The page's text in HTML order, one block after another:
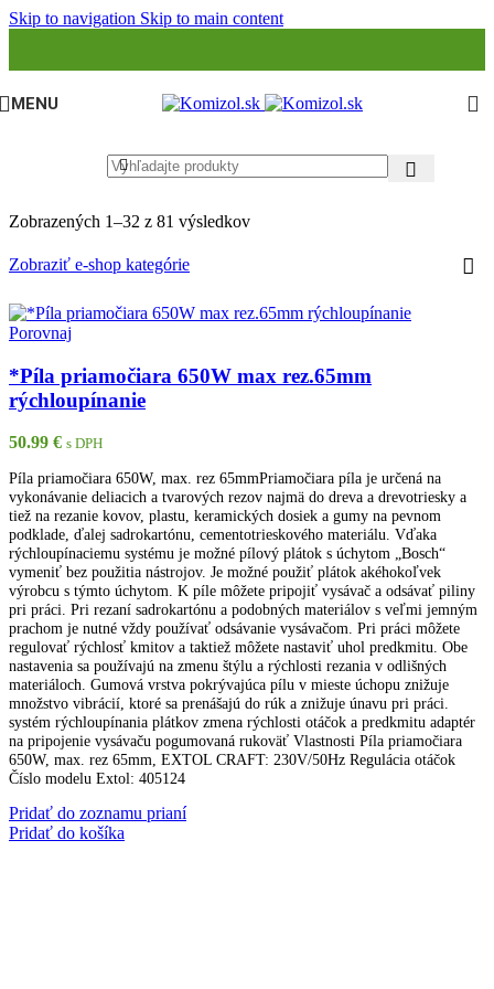
Skip to navigation Skip to main content
MENU
Zobrazených 1–32 z 81 výsledkov
Zobraziť e-shop kategórie
Porovnaj
*Píla priamočiara 650W max rez.65mm
rýchloupínanie
50.99 € s DPH
Píla priamočiara 650W, max. rez 65mmPriamočiara píla je určená na
vykonávanie deliacich a tvarových rezov najmä do dreva a drevotriesky a
tiež na rezanie kovov, plastu, keramických dosiek a gumy na pevnom
podklade, ďalej sadrokartónu, cementotrieskového materiálu. Vďaka
rýchloupínaciemu systému je možné pílový plátok s úchytom „Bosch“
vymeniť bez použitia nástrojov. Je možné použiť plátok akéhokoľvek
výrobcu s týmto úchytom. K píle môžete pripojiť vysávač a odsávať piliny
pri práci. Pri rezaní sadrokartónu a podobných materiálov s veľmi jemným
prachom je nutné vždy používať odsávanie vysávačom. Pri práci môžete
regulovať rýchlosť kmitov a taktiež môžete nastaviť uhol predkmitu. Obe
nastavenia sa používajú na zmenu štýlu a rýchlosti rezania v odlišných
materiáloch. Gumová vrstva pokrývajúca pílu v mieste úchopu znižuje
množstvo vibrácií, ktoré sa prenášajú do rúk a znižuje únavu pri práci.
systém rýchloupínania plátkov zmena rýchlosti otáčok a predkmitu adaptér
na pripojenie vysávaču pogumovaná rukoväť Vlastnosti Píla priamočiara
650W, max. rez 65mm, EXTOL CRAFT: 230V/50Hz Regulácia otáčok
Číslo modelu Extol: 405124
Pridať do zoznamu prianí
Pridať do košíka